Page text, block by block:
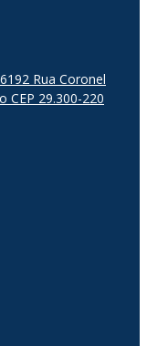
Rua Coronel
CEP 29.300-220